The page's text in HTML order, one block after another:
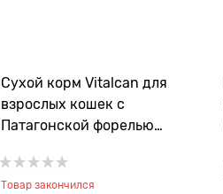
Сухой корм Vitalcan для
взрослых кошек с
Патагонской форелью
Recipe Patagonian Trout
Товар закончился